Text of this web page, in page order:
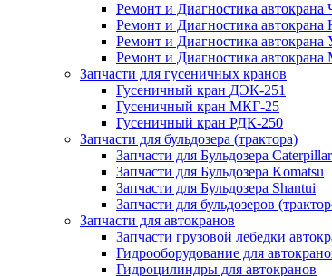
Ремонт и Диагностика автокрана
Ремонт и Диагностика
Ремонт и Диагностика автокрана
Ремонт и Диагностика автокрана
Запчасти для гусеничных кранов
Гусеничный кран ДЭК-251
Гусеничный кран МКГ-25
Гусеничный кран РДК-250
Запчасти для бульдозера (трактора)
Запчасти для Бульдозера Caterpillar
Запчасти для Бульдозера Komatsu
Запчасти для Бульдозера Shantui
Запчасти для бульдозеров
Запчасти для автокранов
Запчасти грузовой лебедки
Гидрооборудование для
Гидроцилиндры для автокранов